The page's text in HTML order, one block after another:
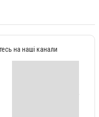
на наші канали